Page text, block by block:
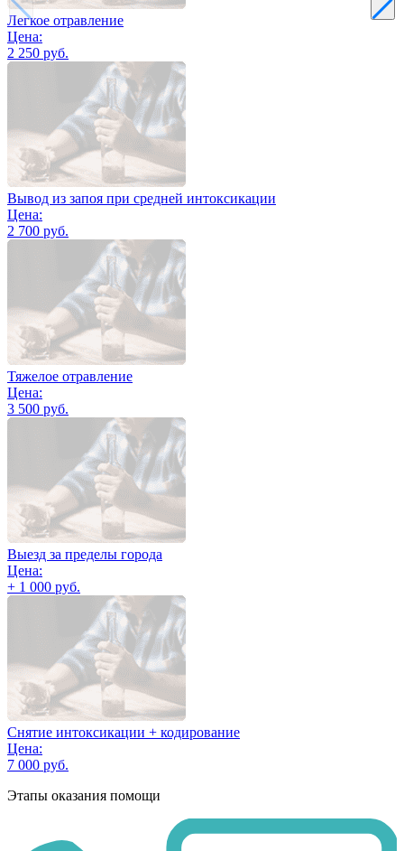
Легкое отравление
Цена:
2 250 руб.
Вывод из запоя при средней интоксикации
Цена:
2 700 руб.
Тяжелое отравление
Цена:
3 500 руб.
Выезд за пределы города
Цена:
+ 1 000 руб.
Снятие интоксикации + кодирование
Цена:
7 000 руб.
Этапы оказания помощи